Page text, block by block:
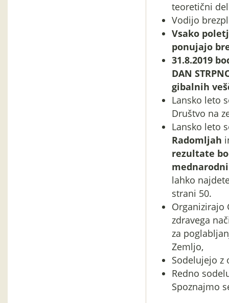
teoretični
Vodijo
Vsako
ponujajo
31.8.2019
DAN
gibalnih
Lansko leto
Društvo na
Lansko leto
Radomljah
rezultate
lahko
strani 50.
Organizirajo
zdravega
za
Zemljo,
Sodelujejo
Redno
Spoznajmo